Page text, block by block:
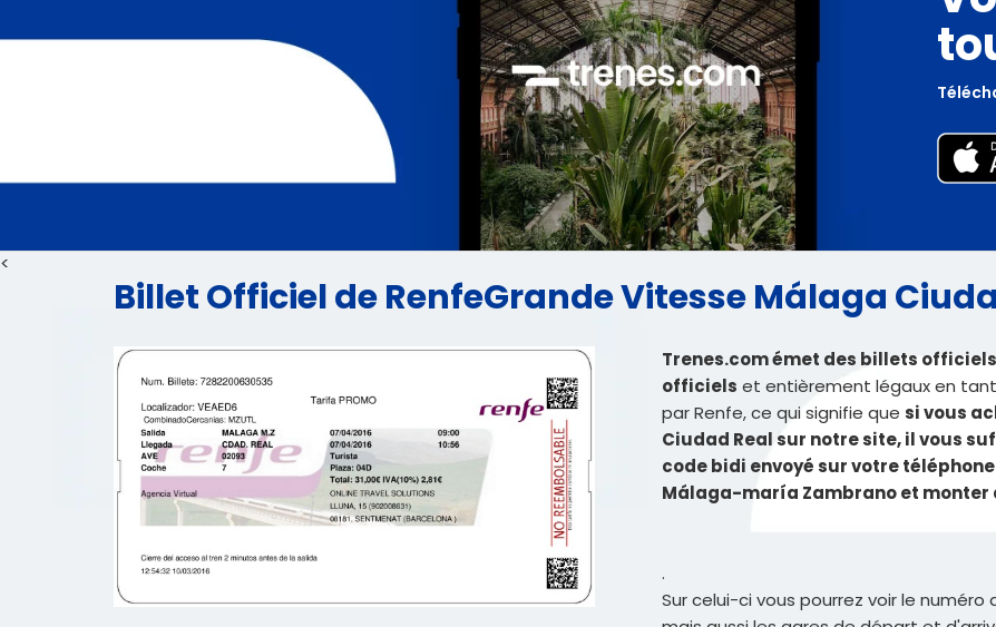
<
Billet Officiel de RenfeGrande Vitesse Málaga
Trenes.com émet des billets
officiels et entièrement légaux en
par Renfe, ce qui signifie que si vous
Ciudad Real sur notre site, il vous
code bidi envoyé sur votre
Málaga-maría Zambrano et
.
Sur celui-ci vous pourrez voir le numéro